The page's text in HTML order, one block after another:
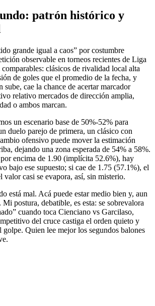
patrón histórico y
grande igual a caos” por costumbre
observable en torneos recientes de Liga
clásicos de rivalidad local alta
de goles que el promedio de la fecha, y
sube, cae la chance de acertar marcador
relativo mercados de dirección amplia,
o ambos marcan.
un escenario base de 50%-52% para
duelo parejo de primera, un clásico con
ofensivo puede mover la estimación
dejando una zona esperada de 54% a 58%.
encima de 1.90 (implícita 52.6%), hay
bajo ese supuesto; si cae de 1.75 (57.1%), el
valor casi se evapora, así, sin misterio.
está mal. Acá puede estar medio bien y, aun
postura, debatible, es esta: se sobrevalora
cuando toca Cienciano vs Garcilaso,
del cruce castiga el orden quieto y
golpe. Quien lee mejor los segundos balones